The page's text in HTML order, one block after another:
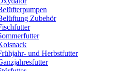
Zubehör
und Herbstfutter